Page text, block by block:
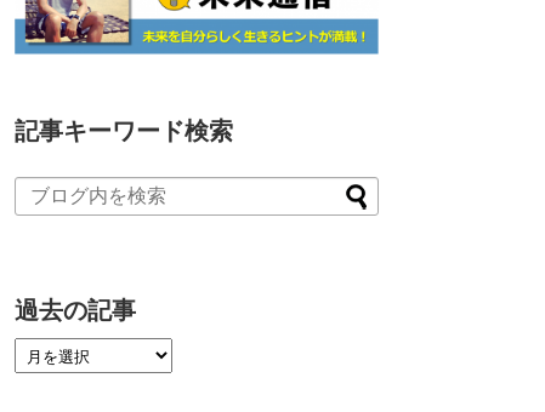
記事キーワード検索
過去の記事